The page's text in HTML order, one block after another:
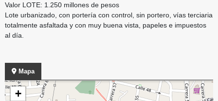
Valor LOTE: 1.250 millones de pesos
Lote urbanizado, con portería con control, sin portero, vías terciaria
totalmente asfaltada y con muy buena vista, papeles e impuestos
al día.
Mapa
+